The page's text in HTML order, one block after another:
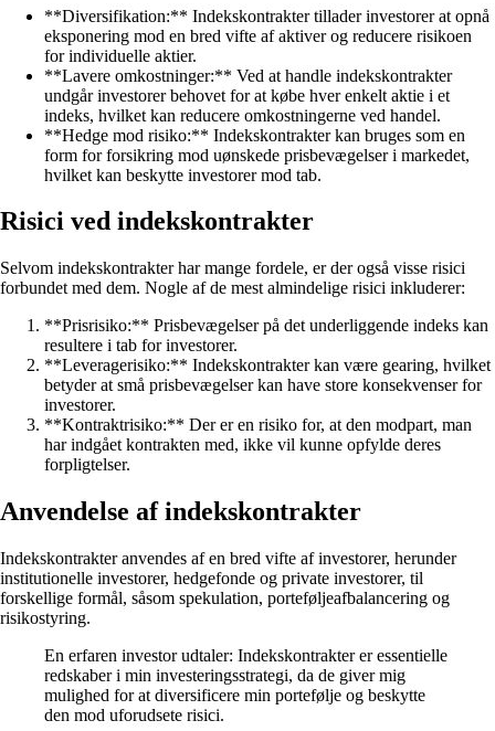
**Diversifikation:** Indekskontrakter tillader investorer at opnå
eksponering mod en bred vifte af aktiver og reducere risikoen
for individuelle aktier.
**Lavere omkostninger:** Ved at handle indekskontrakter
undgår investorer behovet for at købe hver enkelt aktie i et
indeks, hvilket kan reducere omkostningerne ved handel.
**Hedge mod risiko:** Indekskontrakter kan bruges som en
form for forsikring mod uønskede prisbevægelser i markedet,
hvilket kan beskytte investorer mod tab.
Risici ved indekskontrakter
Selvom indekskontrakter har mange fordele, er der også visse risici
forbundet med dem. Nogle af de mest almindelige risici inkluderer:
**Prisrisiko:** Prisbevægelser på det underliggende indeks kan
resultere i tab for investorer.
**Leveragerisiko:** Indekskontrakter kan være gearing, hvilket
betyder at små prisbevægelser kan have store konsekvenser for
investorer.
**Kontraktrisiko:** Der er en risiko for, at den modpart, man
har indgået kontrakten med, ikke vil kunne opfylde deres
forpligtelser.
Anvendelse af indekskontrakter
Indekskontrakter anvendes af en bred vifte af investorer, herunder
institutionelle investorer, hedgefonde og private investorer, til
forskellige formål, såsom spekulation, porteføljeafbalancering og
risikostyring.
En erfaren investor udtaler: Indekskontrakter er essentielle
redskaber i min investeringsstrategi, da de giver mig
mulighed for at diversificere min portefølje og beskytte
den mod uforudsete risici.